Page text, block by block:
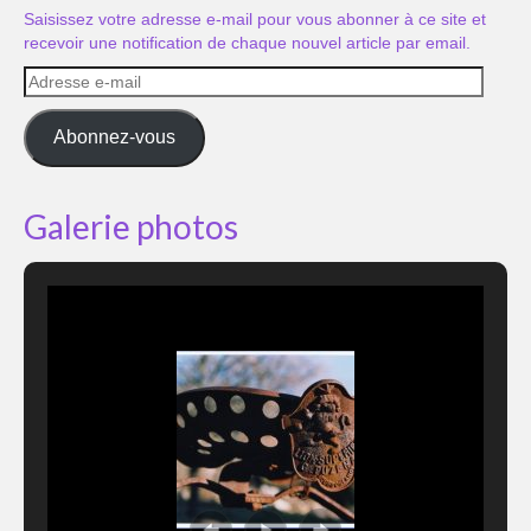
Saisissez votre adresse e-mail pour vous abonner à ce site et
recevoir une notification de chaque nouvel article par email.
Adresse
e-
mail
Abonnez-vous
Galerie photos